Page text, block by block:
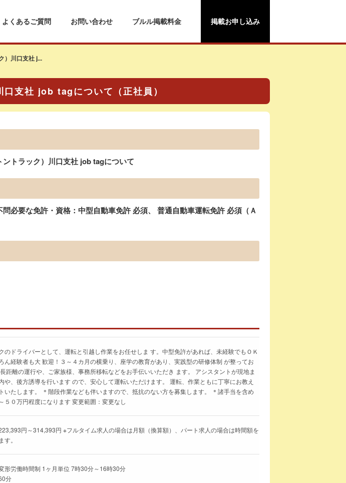
よくあるご質問 お問い合わせ ブルル掲載料金 掲載お申し込み
）川口支社 j...
口支社 job tagについて（正社員）
ントラック）川口支社 job tagについて
必要な免許・資格：中型自動車免許 必須、 普通自動車運転免許 必須（Ａ
のドライバーとして、運転と引越し作業をお任せしま す。中型免許があれば、未経験でもＯＫ
ん経験者も大 歓迎！３～４カ月の横乗り、座学の教育があり、実践型の研修体制 が整ってお
距離の運行や、ご家族様、事務所移転などをお手伝いいただき ます。 アシスタントが現地ま
や、後方誘導を行います ので、安心して運転いただけます。 運転、作業ともに丁寧にお教え
いたします。 ＊階段作業なども伴いますので、抵抗のない方を募集します。 ＊諸手当を含め
５０万円程度になります 変更範囲：変更なし
円～314,393円 ※フルタイム求人の場合は月額（換算額）、パート求人の場合は時間額を
。
形労働時間制 1ヶ月単位 7時30分～16時30分
分